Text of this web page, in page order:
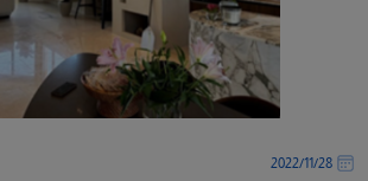
28‏/11‏/2022